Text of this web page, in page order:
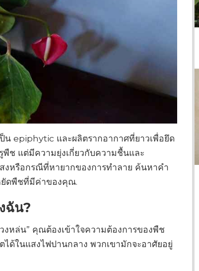
น epiphytic และผลิตรากอากาศที่ยาวเพื่อยึด
ช แต่มีความยุ่งเกี่ยวกับความชื้นและ
หรือกรณีที่หายากของการทำลาย ค้นหาคำ
ยัดพืชที่มีค่าของคุณ.
ฉัน?
หล่น” คุณต้องเข้าใจความต้องการของพืช
ด้ในแสงไฟปานกลาง พวกเขามักจะอาศัยอยู่